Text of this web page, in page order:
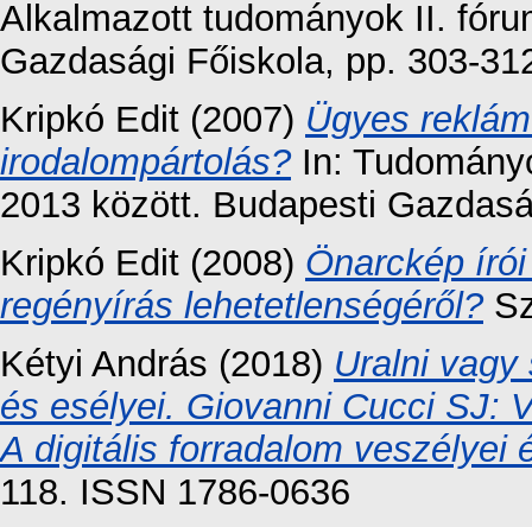
Alkalmazott tudományok II.
Gazdasági Főiskola, pp. 303-
Kripkó Edit (2007) Ügyes
irodalompártolás?In:
2013 között. Budapesti
Kripkó Edit (2008) Önarckép
regényírás lehetetlenségéről?
Kétyi András (2018) Uralni
és esélyei. Giovanni Cucci SJ:
A digitális forradalom veszélyei
118. ISSN 1786-0636